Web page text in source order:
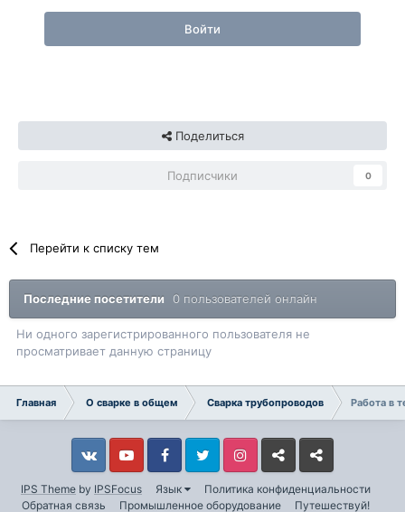
Войти
Поделиться
Подписчики 0
Перейти к списку тем
Последние посетители 0 пользователей онлайн
Ни одного зарегистрированного пользователя не
просматривает данную страницу
Главная О сварке в общем Сварка трубопроводов Работа в
IPS Theme by IPSFocus Язык
Политика конфиденциальности
Обратная связь
Промышленное оборудование Путешествуй!
VkontakteYouTube FacebookTwitter InstagramLivejournalOdnoklassniki